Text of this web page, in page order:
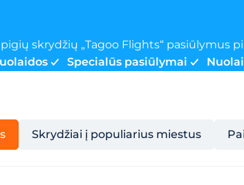
skrydžių „Tagoo Flights“ pasiūlymus
Specialūs pasiūlymai
Skrydžiai į populiarius miestus